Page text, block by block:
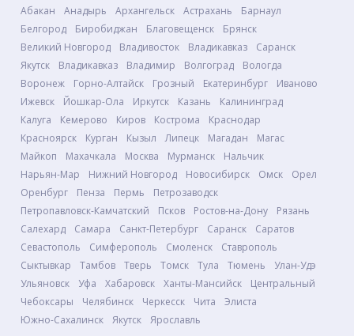
Абакан Анадырь Архангельск Астрахань
Барнаул
Белгород
Биробиджан Благовещенск
Брянск
Великий Новгород
Владивосток Владикавказ
Саранск
Якутск
Владикавказ Владимир Волгоград
Вологда
Воронеж
Горно-Алтайск Грозный Екатеринбург
Иваново
Ижевск
Йошкар-Ола Иркутск Казань
Калининград
Калуга
Кемерово Киров Кострома
Краснодар
Красноярск
Курган Кызыл Липецк Магадан
Магас
Майкоп
Махачкала Москва Мурманск
Нальчик
Нарьян-Мар
Нижний Новгород Новосибирск Омск
Орел
Оренбург
Пенза Пермь
Петрозаводск
Петропавловск-Камчатский
Псков Ростов-на-Дону
Рязань
Салехард
Самара Санкт-Петербург Саранск
Саратов
Севастополь
Симферополь Смоленск
Ставрополь
Сыктывкар
Тамбов Тверь Томск Тула Тюмень
Улан-Удэ
Ульяновск
Уфа Хабаровск Ханты-Мансийск
Центральный
Чебоксары
Челябинск Черкесск Чита
Элиста
Южно-Сахалинск
Якутск Ярославль